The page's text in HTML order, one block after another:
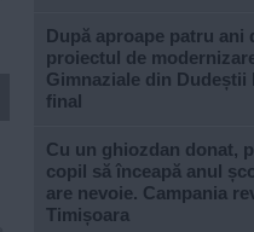
După aproape patru ani
proiectul de
Gimnaziale din Dudeștii
final
Cu un ghiozdan donat,
copil să înceapă anul
are nevoie. Campania
Timișoara